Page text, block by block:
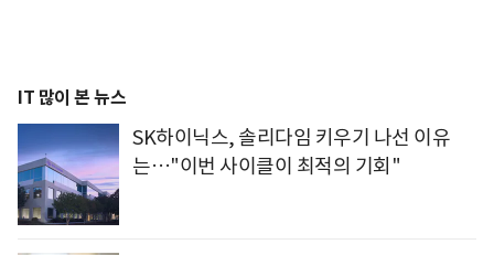
IT 많이 본 뉴스
SK하이닉스, 솔리다임 키우기 나선 이유
는…"이번 사이클이 최적의 기회"